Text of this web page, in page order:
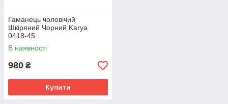
Гаманець чоловічий
Шкіряний Чорний Karya
0418-45
В наявності
980 ₴
Купити